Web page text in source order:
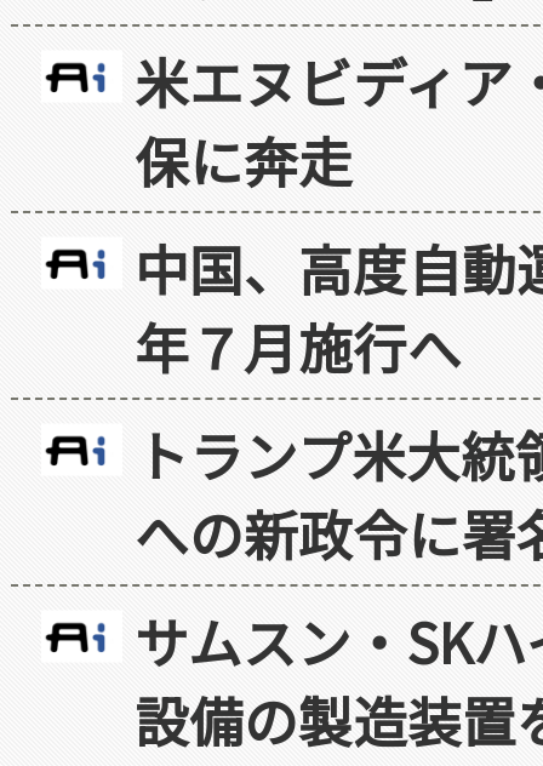
米エヌビディア
保に奔走
中国、高度自
年７月施行へ
トランプ米大
への新政令に署
サムスン・SK
設備の製造装置